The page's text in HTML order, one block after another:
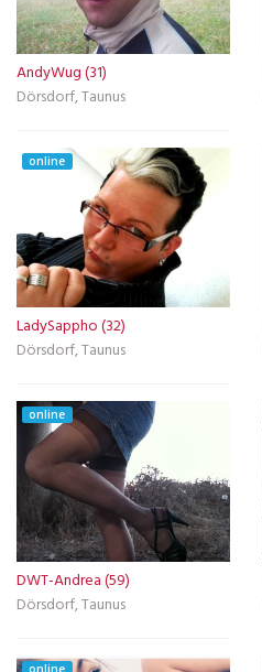
AndyWug (31)
Dörsdorf, Taunus
online
LadySappho (32)
Dörsdorf, Taunus
online
DWT-Andrea (59)
Dörsdorf, Taunus
online